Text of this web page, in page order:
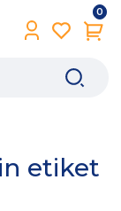
0
etiket